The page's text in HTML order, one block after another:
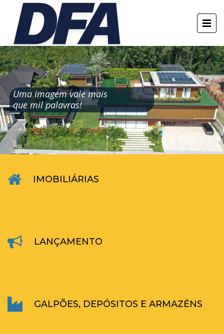
Uma imagem vale mais
que mil palavras!
IMOBILIÁRIAS
LANÇAMENTO
GALPÕES, DEPÓSITOS E ARMAZÉNS